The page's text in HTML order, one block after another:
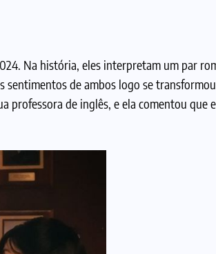
Na história, eles interpretam um par
de ambos logo se
professora de inglês, e ela comentou que